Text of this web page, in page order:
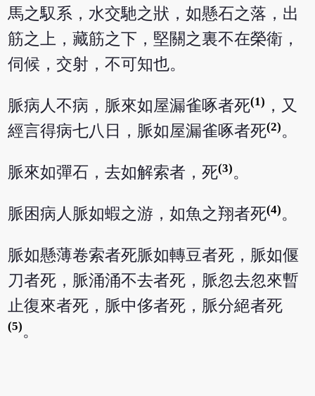
馬之馭系，水交馳之狀，如懸石之落，出
筋之上，藏筋之下，堅關之裏不在榮衛，
伺候，交射，不可知也。
脈病人不病，脈來如屋漏雀啄者死(1) ，又
經言得病七八日，脈如屋漏雀啄者死(2)。
脈來如彈石，去如解索者，死(3)。
脈困病人脈如蝦之游，如魚之翔者死(4)。
脈如懸薄卷索者死脈如轉豆者死，脈如偃
刀者死，脈涌涌不去者死，脈忽去忽來暫
止復來者死，脈中侈者死，脈分絕者死
(5)。